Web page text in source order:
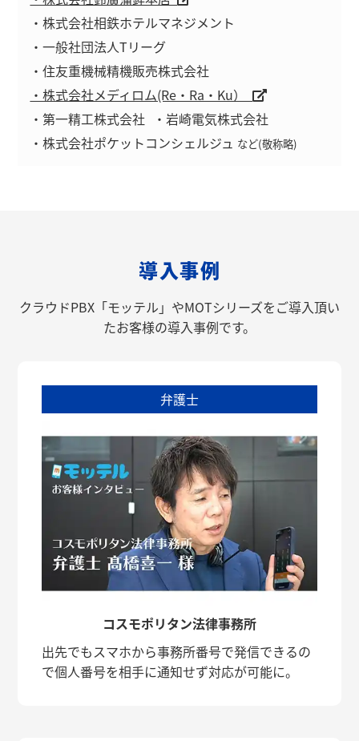
・株式会社相鉄ホテルマネジメント
・一般社団法人Tリーグ
・住友重機械精機販売株式会社
・株式会社メディロム(Re・Ra・Ku）
・第一精工株式会社
・岩崎電気株式会社
・株式会社ポケットコンシェルジュ など(敬称略)
導入事例
クラウドPBX「モッテル」やMOTシリーズをご導入頂い
たお客様の導入事例です。
弁護士
コスモポリタン法律事務所
出先でもスマホから事務所番号で発信できるの
で個人番号を相手に通知せず対応が可能に。